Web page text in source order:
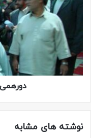
شهید گرانقدر حاج
دورهمی
نوشته های مشابه